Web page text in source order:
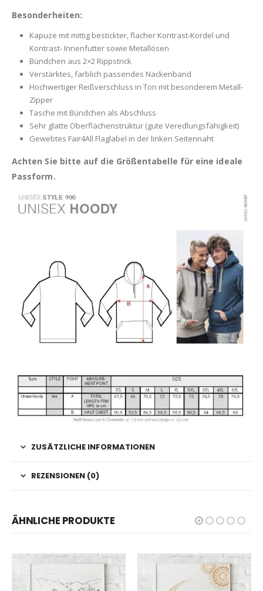
Besonderheiten:
Kapuze mit mittig bestickter, flacher Kontrast-Kordel und
Kontrast- Innenfutter sowie Metallösen
Bündchen aus 2×2 Rippstrick
Verstärktes, farblich passendes Nackenband
Hochwertiger Reißverschluss in Ton mit besonderem Metall-
Zipper
Tasche mit Bündchen als Abschluss
Sehr glatte Oberflächenstruktur (gute Veredlungsfähigkeit)
Gewebtes Fair4All Flaglabel in der linken Seitennaht
Achten Sie bitte auf die Größentabelle für eine ideale
Passform.
ZUSÄTZLICHE INFORMATIONEN
REZENSIONEN (0)
ÄHNLICHE PRODUKTE